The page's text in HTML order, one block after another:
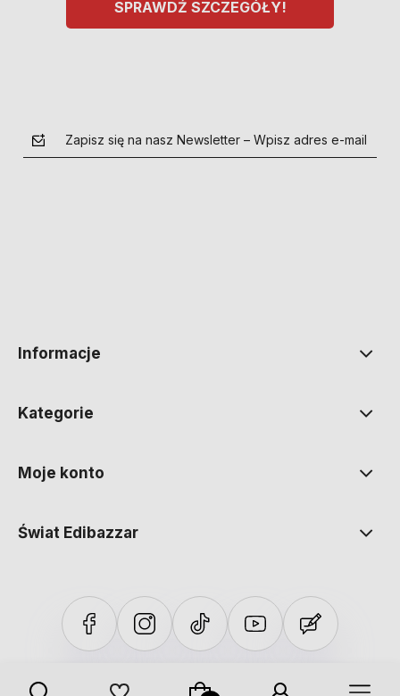
SPRAWDŹ SZCZEGÓŁY!
Zapisz się na nasz Newsletter – Wpisz adres e-mail
Informacje
Kategorie
Moje konto
Świat Edibazzar